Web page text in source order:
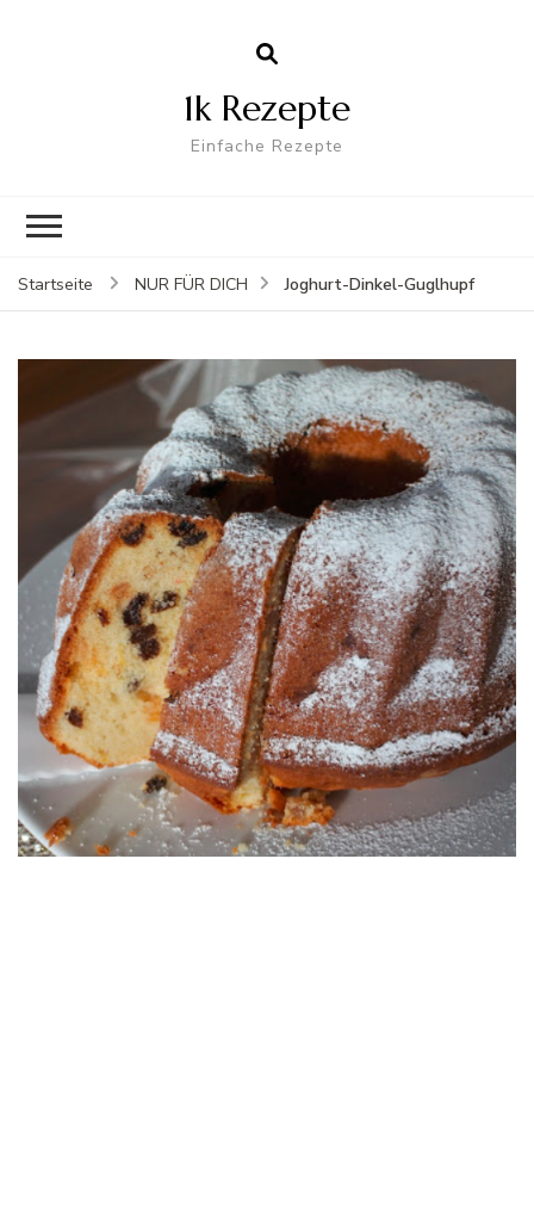
1k Rezepte
Einfache Rezepte
Startseite NUR FÜR DICH Joghurt-Dinkel-Guglhupf